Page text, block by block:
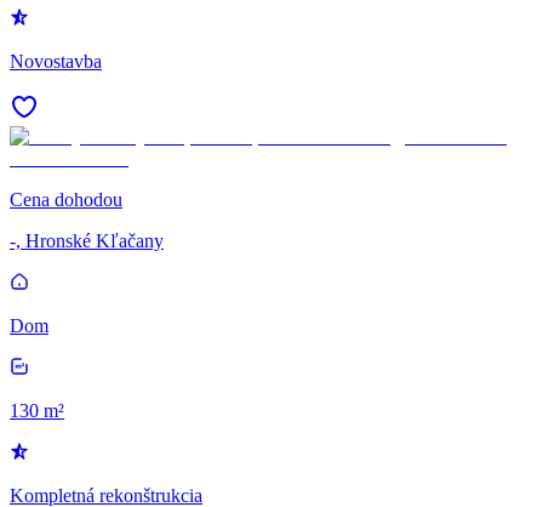
Novostavba
Cena dohodou
-, Hronské Kľačany
Dom
130 m²
Kompletná rekonštrukcia